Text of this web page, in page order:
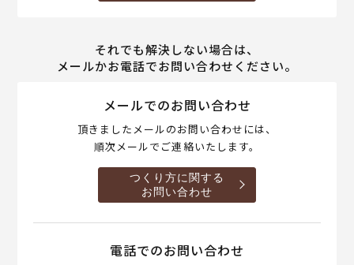
それでも解決しない場合は、
メールかお電話でお問い合わせください。
メールでのお問い合わせ
頂きましたメールのお問い合わせには、
順次メールでご連絡いたします。
つくり方に関する
お問い合わせ
電話でのお問い合わせ